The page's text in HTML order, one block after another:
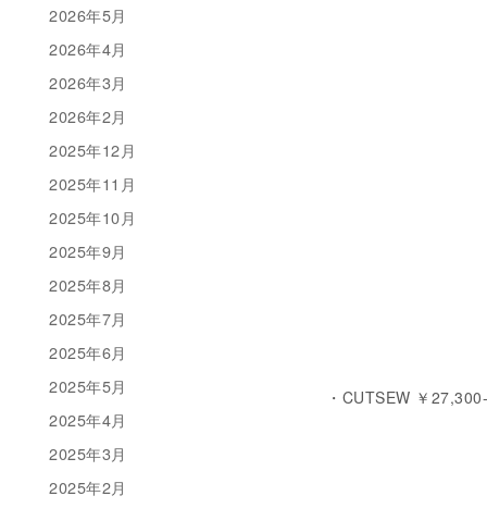
・CUTSEW ￥
2026年5月
2026年4月
2026年3月
2026年2月
2025年12月
2025年11月
2025年10月
2025年9月
2025年8月
2025年7月
2025年6月
2025年5月
2025年4月
2025年3月
2025年2月